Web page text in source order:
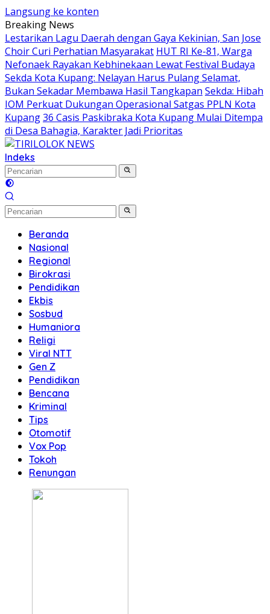
Langsung ke konten
Breaking News
Lestarikan Lagu Daerah dengan Gaya Kekinian, San Jose
Choir Curi Perhatian Masyarakat HUT RI Ke-81, Warga
Nefonaek Rayakan Kebhinekaan Lewat Festival Budaya
Sekda Kota Kupang: Nelayan Harus Pulang Selamat,
Bukan Sekadar Membawa Hasil Tangkapan Sekda: Hibah
IOM Perkuat Dukungan Operasional Satgas PPLN Kota
Kupang36 Casis Paskibraka Kota Kupang Mulai Ditempa
di Desa Bahagia, Karakter Jadi Prioritas
Indeks
Beranda
Nasional
Regional
Birokrasi
Pendidikan
Ekbis
Sosbud
Humaniora
Religi
Viral NTT
Gen Z
Pendidikan
Bencana
Kriminal
Tips
Otomotif
Vox Pop
Tokoh
Renungan